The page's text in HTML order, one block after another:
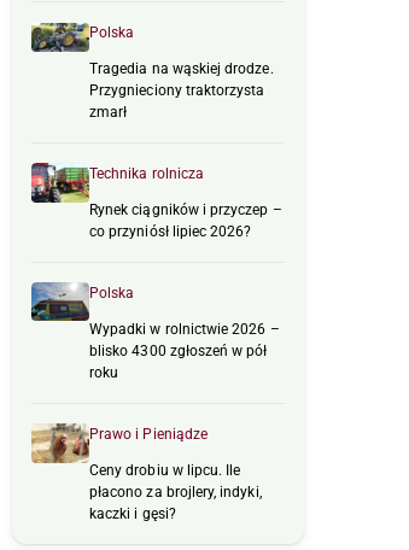
Polska
Tragedia na wąskiej drodze.
Przygnieciony traktorzysta
zmarł
Technika rolnicza
Rynek ciągników i przyczep –
co przyniósł lipiec 2026?
Polska
Wypadki w rolnictwie 2026 –
blisko 4300 zgłoszeń w pół
roku
Prawo i Pieniądze
Ceny drobiu w lipcu. Ile
płacono za brojlery, indyki,
kaczki i gęsi?